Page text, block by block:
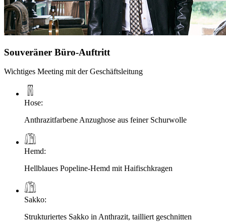
Souveräner Büro-Auftritt
Wichtiges Meeting mit der Geschäftsleitung
Hose:
Anthrazitfarbene Anzughose aus feiner Schurwolle
Hemd:
Hellblaues Popeline-Hemd mit Haifischkragen
Sakko:
Strukturiertes Sakko in Anthrazit, tailliert geschnitten